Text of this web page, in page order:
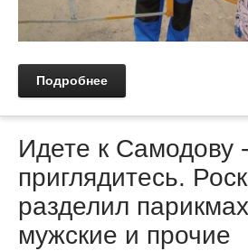
Подробнее
Идете к Самодову -
приглядитесь.
разделил
мужские и прочие